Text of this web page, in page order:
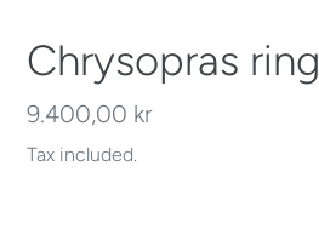
Chrysopras ring
Regular
price
9.400,00 kr
Tax included.